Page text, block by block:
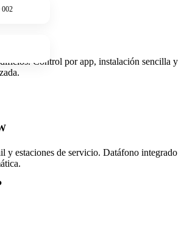
002
Control por app, instalación sencilla y
y estaciones de servicio. Datáfono integrado